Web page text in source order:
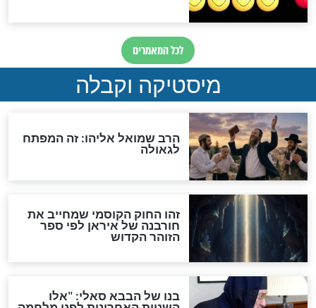
האם אפשר לחשב את הקץ?
מה יהיה בימות המשיח?
"לפני הגאולה תהיה אפיקורסות
והכחשה גדולה מאוד של
האמונה"